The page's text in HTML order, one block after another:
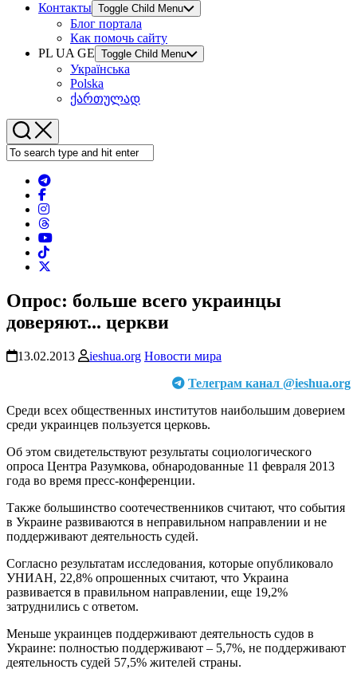
Контакты Toggle Child Menu
Блог портала
Как помочь сайту
PL UA GE Toggle Child Menu
Українська
Polska
ქართულად
Опрос: больше всего украинцы
доверяют... церкви
13.02.2013 ieshua.org Новости мира
Телеграм канал @ieshua.org
Среди всех общественных институтов наибольшим доверием
среди украинцев пользуется церковь.
Об этом свидетельствуют результаты социологического
опроса Центра Разумкова, обнародованные 11 февраля 2013
года во время пресс-конференции.
Также большинство соотечественников считают, что события
в Украине развиваются в неправильном направлении и не
поддерживают деятельность судей.
Согласно результатам исследования, которые опубликовало
УНИАН, 22,8% опрошенных считают, что Украина
развивается в правильном направлении, еще 19,2%
затруднились с ответом.
Меньше украинцев поддерживают деятельность судов в
Украине: полностью поддерживают – 5,7%, не поддерживают
деятельность судей 57,5% жителей страны.